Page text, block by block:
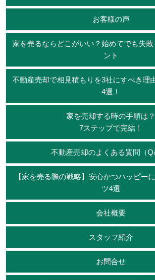
お客様の声
家を売るならどこがいい？始めてでも失
ント
不動産売却で相見積もりを3社にすべき理
4選！
家を売却する時の手順は？
7ステップで完結！
不動産売却のよくある質問（
【家を売る際の戦略】安心かつハッピー
ツ4選
会社概要
スタッフ紹介
お問合せ